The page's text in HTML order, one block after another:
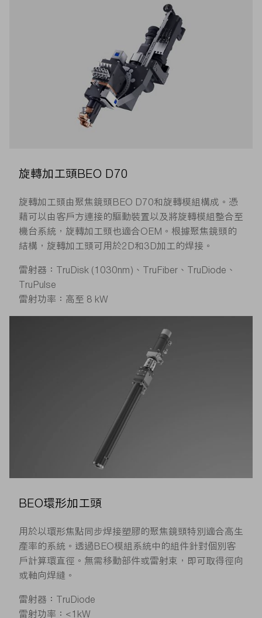
旋轉加工頭BEO D70
旋轉加工頭由聚焦鏡頭BEO D70和旋轉模組構成。憑
藉可以由客戶方連接的驅動裝置以及將旋轉模組整合至
機台系統，旋轉加工頭也適合OEM。根據聚焦鏡頭的
結構，旋轉加工頭可用於2D和3D加工的焊接。
雷射器：TruDisk (1030nm)、TruFiber、TruDiode、
TruPulse
雷射功率：高至 8 kW
BEO環形加工頭
用於以環形焦點同步焊接塑膠的聚焦鏡頭特別適合高生
產率的系統。透過BEO模組系統中的組件針對個別客
戶計算環直徑。無需移動部件或雷射束，即可取得徑向
或軸向焊縫。
雷射器：TruDiode
雷射功率：<1kW